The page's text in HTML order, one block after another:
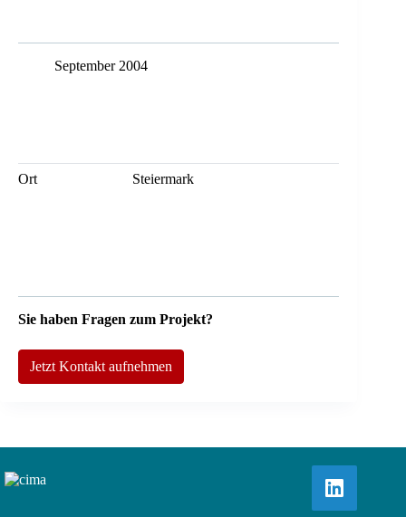
September 2004
Ort Steiermark
Sie haben Fragen zum Projekt?
Jetzt Kontakt aufnehmen